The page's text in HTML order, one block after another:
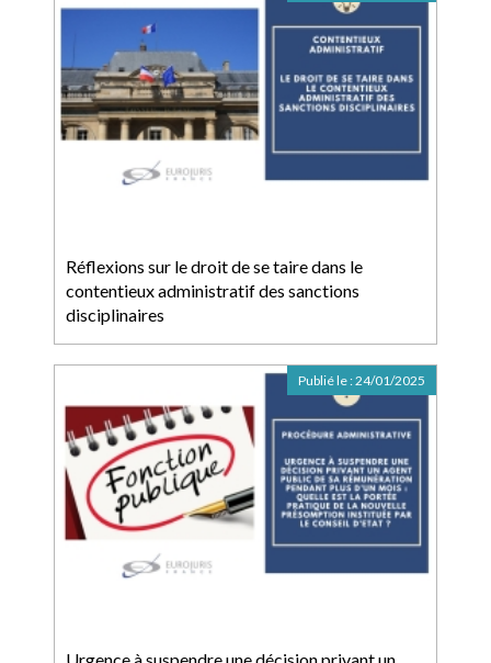
Réflexions sur le droit de se taire dans le
contentieux administratif des sanctions
disciplinaires
Publié le :24/01/2025